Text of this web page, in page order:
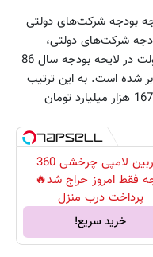
بودجه شرکت‌های دولتی
شرکت‌های دولتی،
بانک‌ها و موسسات انتفاعی وابسته به دولت در لایحه بودجه سال 86
بودجه سال 80 بیش از 5/5 برابر شده است. به این ترتیب
که از 30 هزار میلیارد تومان سال 80 به 167 هزار میلیارد تومان
دوربین لامپی چرخشی 360
فقط امروز حراج شد🔥
پرداخت درب منزل
خرید سریع!